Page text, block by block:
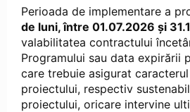
Perioada de implementare a
de luni, între 01.07.2026 și
valabilitatea contractului
Programului sau data expirării
care trebuie asigurat
proiectului, respectiv
proiectului, oricare intervine